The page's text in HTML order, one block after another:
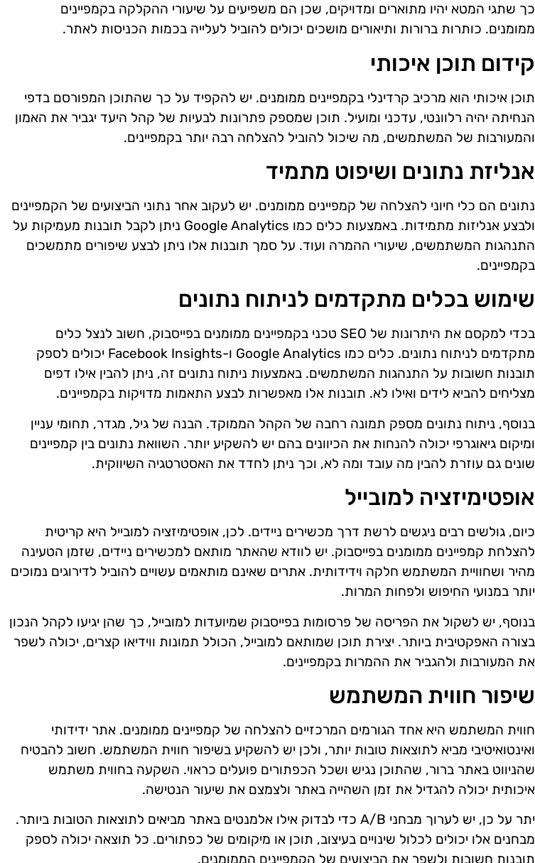
כך שתגי המטא יהיו מתוארים ומדויקים, שכן הם משפיעים על שיעורי ההקלקה בקמפיינים
ממומנים. כותרות ברורות ותיאורים מושכים יכולים להוביל לעלייה בכמות הכניסות לאתר.
קידום תוכן איכותי
תוכן איכותי הוא מרכיב קרדינלי בקמפיינים ממומנים. יש להקפיד על כך שהתוכן המפורסם בדפי
הנחיתה יהיה רלוונטי, עדכני ומועיל. תוכן שמספק פתרונות לבעיות של קהל היעד יגביר את האמון
והמעורבות של המשתמשים, מה שיכול להוביל להצלחה רבה יותר בקמפיינים.
אנליזת נתונים ושיפוט מתמיד
נתונים הם כלי חיוני להצלחה של קמפיינים ממומנים. יש לעקוב אחר נתוני הביצועים של הקמפיינים
ולבצע אנליזות מתמידות. באמצעות כלים כמו Google Analytics ניתן לקבל תובנות מעמיקות על
התנהגות המשתמשים, שיעורי ההמרה ועוד. על סמך תובנות אלו ניתן לבצע שיפורים מתמשכים
בקמפיינים.
שימוש בכלים מתקדמים לניתוח נתונים
בכדי למקסם את היתרונות של SEO טכני בקמפיינים ממומנים בפייסבוק, חשוב לנצל כלים
מתקדמים לניתוח נתונים. כלים כמו Google Analytics ו-Facebook Insights יכולים לספק
תובנות חשובות על התנהגות המשתמשים. באמצעות ניתוח נתונים זה, ניתן להבין אילו דפים
מצליחים להביא לידים ואילו לא. תובנות אלו מאפשרות לבצע התאמות מדויקות בקמפיינים.
בנוסף, ניתוח נתונים מספק תמונה רחבה של הקהל הממוקד. הבנה של גיל, מגדר, תחומי עניין
ומיקום גיאוגרפי יכולה להנחות את הכיוונים בהם יש להשקיע יותר. השוואת נתונים בין קמפיינים
שונים גם עוזרת להבין מה עובד ומה לא, וכך ניתן לחדד את האסטרטגיה השיווקית.
אופטימיזציה למובייל
כיום, גולשים רבים ניגשים לרשת דרך מכשירים ניידים. לכן, אופטימיזציה למובייל היא קריטית
להצלחת קמפיינים ממומנים בפייסבוק. יש לוודא שהאתר מותאם למכשירים ניידים, שזמן הטעינה
מהיר ושחוויית המשתמש חלקה וידידותית. אתרים שאינם מותאמים עשויים להוביל לדירוגים נמוכים
יותר במנועי החיפוש ולפחות המרות.
בנוסף, יש לשקול את הפריסה של פרסומות בפייסבוק שמיועדות למובייל, כך שהן יגיעו לקהל הנכון
בצורה האפקטיבית ביותר. יצירת תוכן שמותאם למובייל, הכולל תמונות ווידיאו קצרים, יכולה לשפר
את המעורבות ולהגביר את ההמרות בקמפיינים.
שיפור חווית המשתמש
חווית המשתמש היא אחד הגורמים המרכזיים להצלחה של קמפיינים ממומנים. אתר ידידותי
ואינטואיטיבי מביא לתוצאות טובות יותר, ולכן יש להשקיע בשיפור חווית המשתמש. חשוב להבטיח
שהניווט באתר ברור, שהתוכן נגיש ושכל הכפתורים פועלים כראוי. השקעה בחווית משתמש
איכותית יכולה להגדיל את זמן השהייה באתר ולצמצם את שיעור הנטישה.
יתר על כן, יש לערוך מבחני A/B כדי לבדוק אילו אלמנטים באתר מביאים לתוצאות הטובות ביותר.
מבחנים אלו יכולים לכלול שינויים בעיצוב, תוכן או מיקומים של כפתורים. כל תוצאה יכולה לספק
תובנות חשובות ולשפר את הביצועים של הקמפיינים הממומנים.